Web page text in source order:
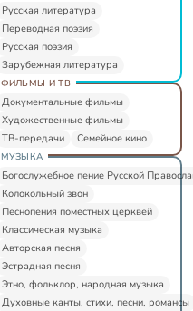
Русская литература
Переводная поэзия
Русская поэзия
Зарубежная литература
ФИЛЬМЫ И ТВ
Документальные фильмы
Художественные фильмы
ТВ-передачи
Семейное кино
МУЗЫКА
Богослужебное пение Русской
Колокольный звон
Песнопения поместных церквей
Классическая музыка
Авторская песня
Эстрадная песня
Этно, фольклор, народная музыка
Духовные канты, стихи, песни, романсы